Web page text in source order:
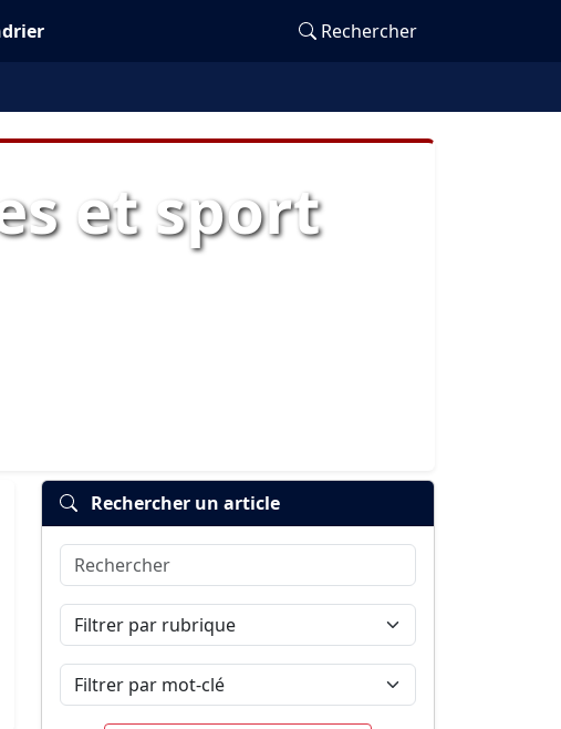
Rechercher
et sport
Rechercher un article
Rechercher
Filtrer par rubrique
Filtrer par mot-clé